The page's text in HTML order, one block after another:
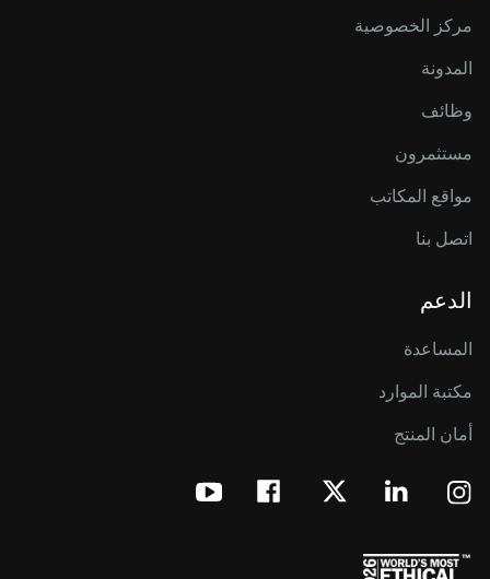
مركز الخصوصية
المدونة
وظائف
مستثمرون
مواقع المكاتب
اتصل بنا
الدعم
المساعدة
مكتبة الموارد
أمان المنتج